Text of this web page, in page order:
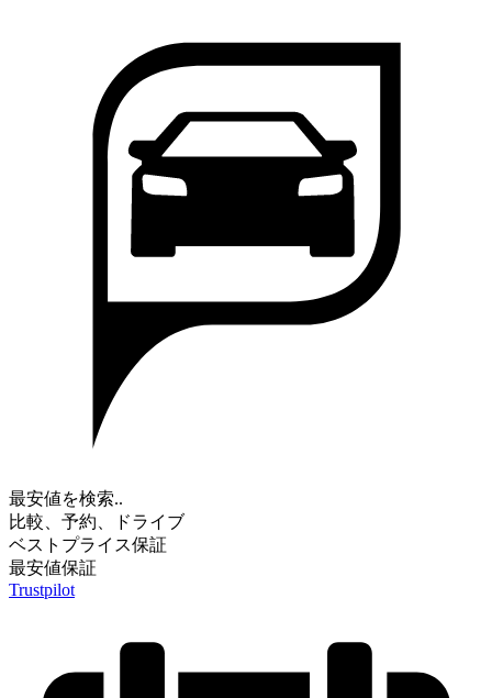
最安値を検索..
比較、予約、ドライブ
ベストプライス保証
最安値保証
Trustpilot